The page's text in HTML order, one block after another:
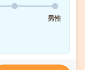
男性